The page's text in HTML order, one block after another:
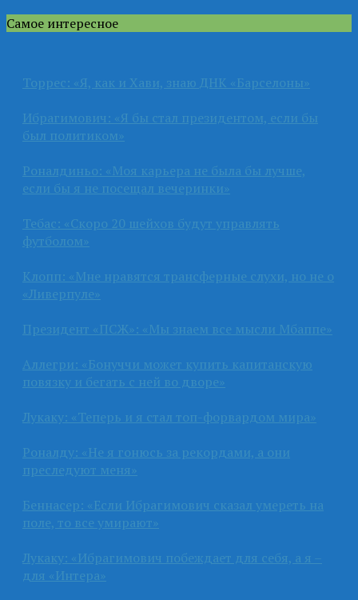
Самое интересное
Торрес: «Я, как и Хави, знаю ДНК «Барселоны»
Ибрагимович: «Я бы стал президентом, если бы
был политиком»
Роналдиньо: «Моя карьера не была бы лучше,
если бы я не посещал вечеринки»
Тебас: «Скоро 20 шейхов будут управлять
футболом»
Клопп: «Мне нравятся трансферные слухи, но не о
«Ливерпуле»
Президент «ПСЖ»: «Мы знаем все мысли Мбаппе»
Аллегри: «Бонуччи может купить капитанскую
повязку и бегать с ней во дворе»
Лукаку: «Теперь и я стал топ-форвардом мира»
Роналду: «Не я гонюсь за рекордами, а они
преследуют меня»
Беннасер: «Если Ибрагимович сказал умереть на
поле, то все умирают»
Лукаку: «Ибрагимович побеждает для себя, а я –
для «Интера»